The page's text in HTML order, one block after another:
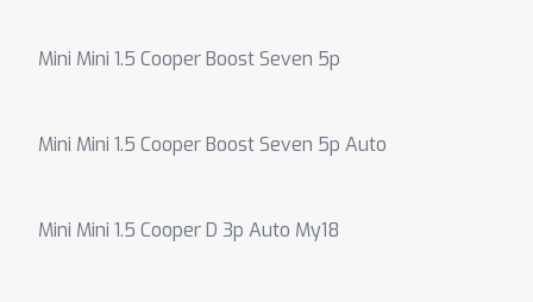
Mini Mini 1.5 Cooper Boost Seven 5p
Mini Mini 1.5 Cooper Boost Seven 5p Auto
Mini Mini 1.5 Cooper D 3p Auto My18